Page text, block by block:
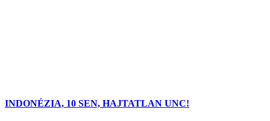
INDONÉZIA, 10 SEN, HAJTATLAN UNC!